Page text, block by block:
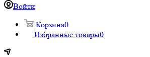
Войти
Корзина0
Избранные товары0